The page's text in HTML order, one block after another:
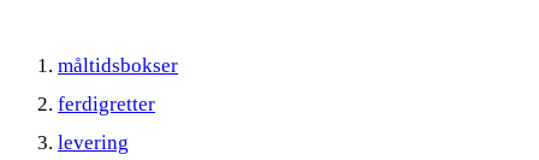
måltidsbokser
ferdigretter
levering